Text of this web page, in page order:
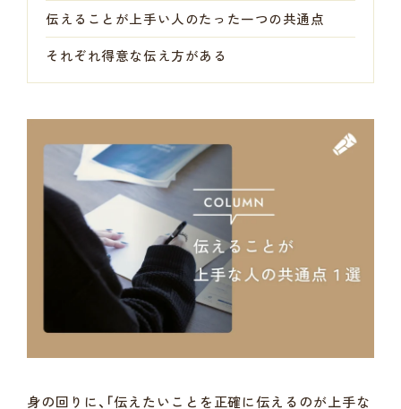
伝えることが上手い人のたった一つの共通点
それぞれ得意な伝え方がある
身の回りに、「伝えたいことを正確に伝えるのが上手な